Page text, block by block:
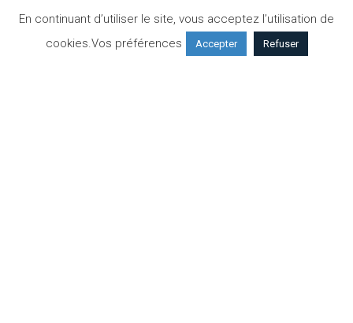
En continuant d’utiliser le site, vous acceptez l’utilisation de
cookies.Vos préférences Accepter Refuser